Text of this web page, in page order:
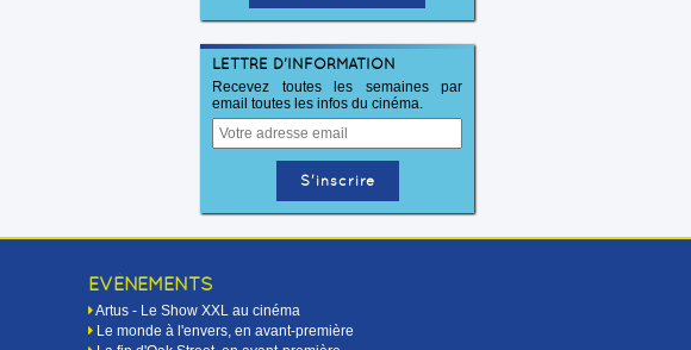
LETTRE D'INFORMATION
Recevez toutes les semaines par
email toutes les infos du cinéma.
EVÉNEMENTS
Artus - Le Show XXL au cinéma
Le monde à l'envers, en avant-première